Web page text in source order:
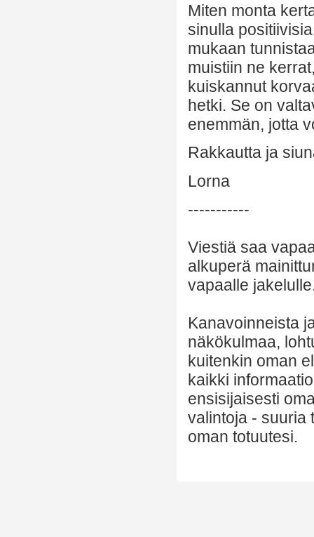
Miten monta
sinulla
mukaan
muistiin ne
kuiskannut
hetki. Se on
enemmän, jotta
Rakkautta ja
Lorna
-----------
Viestiä saa
alkuperä
vapaalle
Kanavoinneista
näkökulmaa,
kuitenkin oman
kaikki
ensisijaisesti
valintoja - suuria
oman totuutesi.